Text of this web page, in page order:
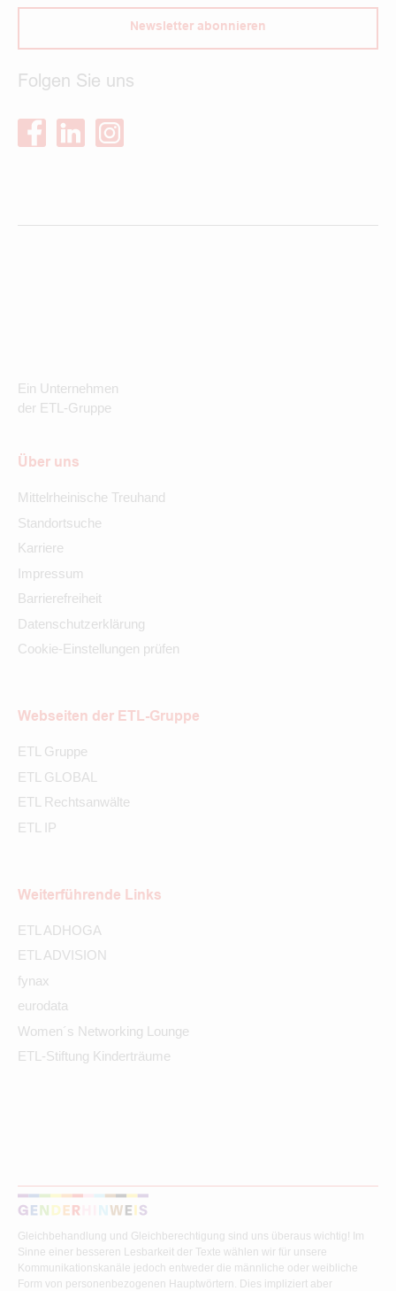
Newsletter abonnieren
Folgen Sie uns
Ein Unternehmen
der ETL-Gruppe
Über uns
Mittelrheinische Treuhand
Standortsuche
Karriere
Impressum
Barrierefreiheit
Datenschutzerklärung
Cookie-Einstellungen prüfen
Webseiten der ETL-Gruppe
ETL Gruppe
ETL GLOBAL
ETL Rechtsanwälte
ETL IP
Weiterführende Links
ETL ADHOGA
ETL ADVISION
fynax
eurodata
Women´s Networking Lounge
ETL-Stiftung Kinderträume
Gleichbehandlung und Gleichberechtigung sind uns überaus wichtig! Im
Sinne einer besseren Lesbarkeit der Texte wählen wir für unsere
Kommunikationskanäle jedoch entweder die männliche oder weibliche
Form von personenbezogenen Hauptwörtern. Dies impliziert aber